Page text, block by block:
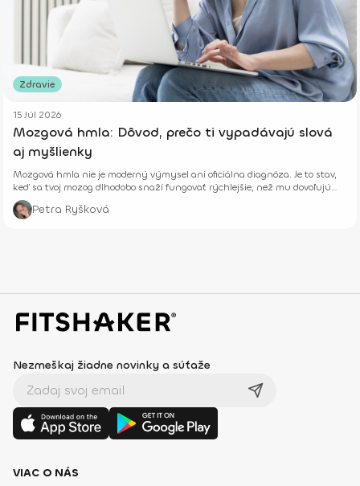
Zdravie
15 Júl 2026
Mozgová hmla: Dôvod, prečo ti vypadávajú slová
aj myšlienky
Mozgová hmla nie je moderný výmysel ani oficiálna diagnóza. Je to stav,
keď sa tvoj mozog dlhodobo snaží fungovať rýchlejšie, než mu dovoľujú
jeho biologické limity.
Petra Ryšková
Nezmeškaj žiadne novinky a súťaže
VIAC O NÁS